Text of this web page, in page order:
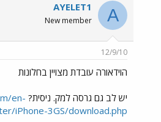
A
AYELET1
New member
12/9/10
הוידאורה עובדת מצויין בחלונות
יש לב גם גרסה למק. ניסית? en-
iPhone-3GS/download.php